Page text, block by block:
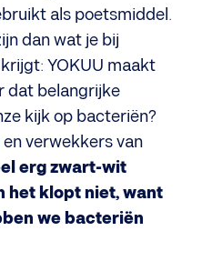
als poetsmiddel.
dan wat je bij
YOKUU maakt
dat belangrijke
kijk op bacteriën?
verwekkers van
erg zwart-wit
het klopt niet, want
we bacteriën